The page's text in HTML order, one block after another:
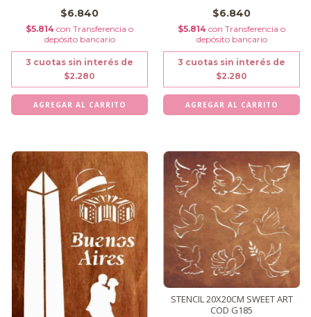
$6.840
$5.814 con Transferencia o
depósito bancario
3 cuotas sin interés de
$2.280
$6.840
$5.814 con Transferencia o
depósito bancario
3 cuotas sin interés de
$2.280
STENCIL 20X20CM SWEET ART
COD G185